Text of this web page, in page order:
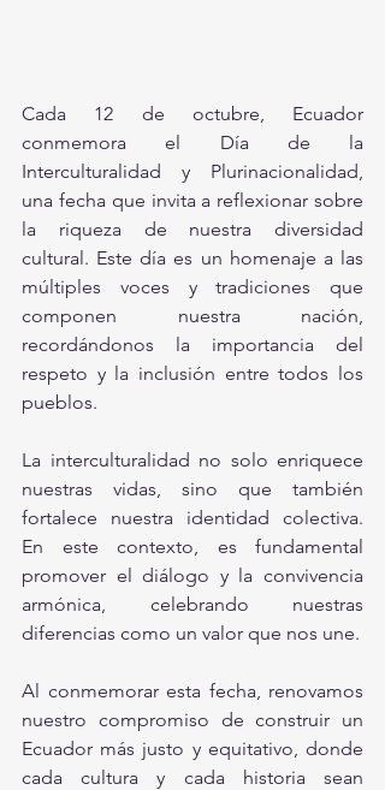
Cada 12 de octubre, Ecuador
conmemora el Día de la
Interculturalidad y Plurinacionalidad,
una fecha que invita a reflexionar sobre
la riqueza de nuestra diversidad
cultural. Este día es un homenaje a las
múltiples voces y tradiciones que
componen nuestra nación,
recordándonos la importancia del
respeto y la inclusión entre todos los
pueblos.
La interculturalidad no solo enriquece
nuestras vidas, sino que también
fortalece nuestra identidad colectiva.
En este contexto, es fundamental
promover el diálogo y la convivencia
armónica, celebrando nuestras
diferencias como un valor que nos une.
Al conmemorar esta fecha, renovamos
nuestro compromiso de construir un
Ecuador más justo y equitativo, donde
cada cultura y cada historia sean